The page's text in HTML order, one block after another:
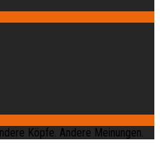
Köpfe. Andere Meinungen.